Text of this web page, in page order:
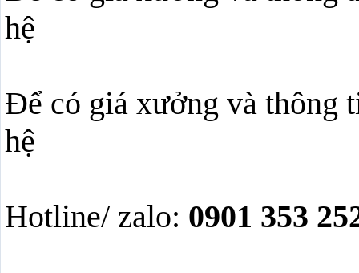
hệ
Để có giá xưởng và thông
hệ
Hotline/ zalo: 0901 353